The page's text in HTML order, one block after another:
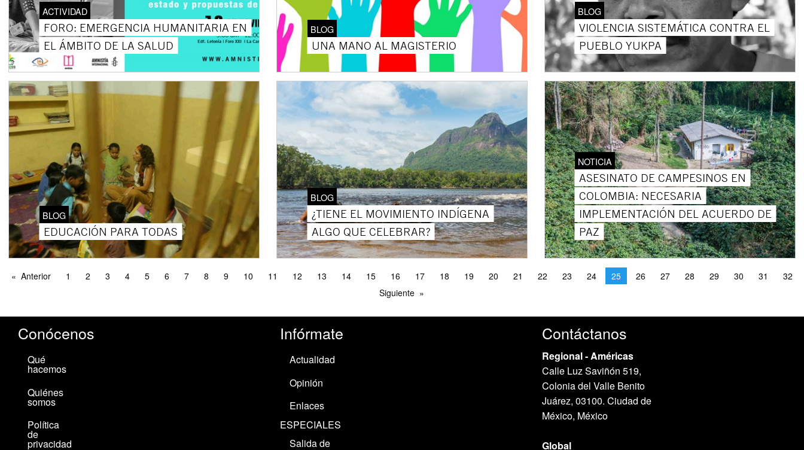
ACTIVIDAD
FORO: EMERGENCIA HUMANITARIA EN
EL ÁMBITO DE LA SALUD
BLOG
UNA MANO AL MAGISTERIO
BLOG
VIOLENCIA SISTEMÁTICA CONTRA EL
PUEBLO YUKPA
BLOG
EDUCACIÓN PARA TODAS
BLOG
¿TIENE EL MOVIMIENTO INDÍGENA
ALGO QUE CELEBRAR?
NOTICIA
ASESINATO DE CAMPESINOS EN
COLOMBIA: NECESARIA
IMPLEMENTACIÓN DEL ACUERDO DE
PAZ
Anterior 1 2 3 4 5 6 7 8 9 10 11 12 13 14 15 16 17 18 19 20 21 22 23 24 25 26 27 28 29 30 31
32
Siguiente
Conócenos
Qué
hacemos
Quiénes
somos
Política
de
privacidad
Infórmate
Actualidad
Opinión
Enlaces
ESPECIALES
Salida de
Contáctanos
Regional - Américas
Calle Luz Saviñón 519,
Colonia del Valle Benito
Juárez, 03100. Ciudad de
México, México
Global